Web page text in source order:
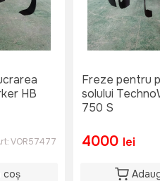
HB
VOR57477
coș
Freze pentru
solului
750 S
4000 lei